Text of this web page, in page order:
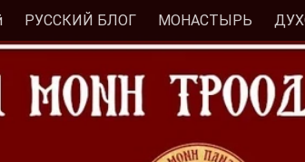
РУССКИЙ БЛОГ МОНАСТЫРЬ